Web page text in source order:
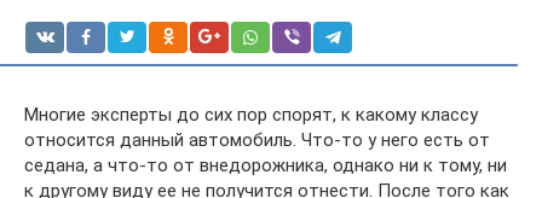
Многие эксперты до сих пор спорят, к какому классу
относится данный автомобиль. Что-то у него есть от
седана, а что-то от внедорожника, однако ни к тому, ни
к другому виду ее не получится отнести. После того как